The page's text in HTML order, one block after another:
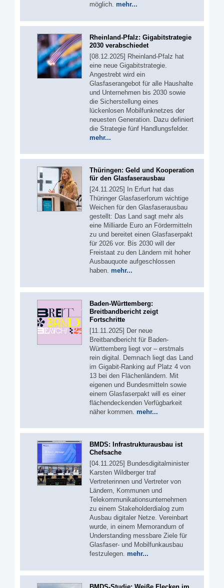
möglich. mehr...
Rheinland-Pfalz: Gigabitstrategie
2030 verabschiedet
[08.12.2025] Rheinland-Pfalz hat
eine neue Gigabitstrategie.
Angestrebt wird ein
Glasfaserangebot für alle Haushalte
und Unternehmen bis 2030 sowie
die Sicherstellung eines
lückenlosen Mobilfunknetzes der
neuesten Generation. Dazu definiert
die Strategie fünf Handlungsfelder.
mehr...
Thüringen: Geld und Kooperation
für den Glasfaserausbau
[24.11.2025] In Erfurt hat das
Thüringer Glasfaserforum wichtige
Weichen für den Glasfaserausbau
gestellt: Das Land sagt mehr als
eine Milliarde Euro an Fördermitteln
zu und bereitet einen Glasfaserpakt
für 2026 vor. Bis 2030 will der
Freistaat zu den Ländern mit hoher
Ausbauquote aufgeschlossen
haben. mehr...
Baden-Württemberg:
Breitbandbericht zeigt
Fortschritte
[11.11.2025] Der neue
Breitbandbericht für Baden-
Württemberg liegt vor – erstmals
rein digital. Demnach liegt das Land
im Gigabit-Ranking auf Platz 4 von
13 bei den Flächenländern. Mit
eigenen und Bundesmitteln sowie
einem Glasfaserpakt will es einer
flächendeckenden Verfügbarkeit
näher kommen. mehr...
BMDS: Infrastrukturausbau ist
Chefsache
[04.11.2025] Bundesdigitalminister
Karsten Wildberger traf
Vertreterinnen und Vertreter von
Ländern, Kommunen und
Telekommunikationsunternehmen
zu einem Stakeholderdialog zum
Ausbau digitaler Netze. Vereinbart
wurde, in einem Memorandum of
Understanding messbare Ziele für
Glasfaser- und Mobilfunkausbau
festzulegen. mehr...